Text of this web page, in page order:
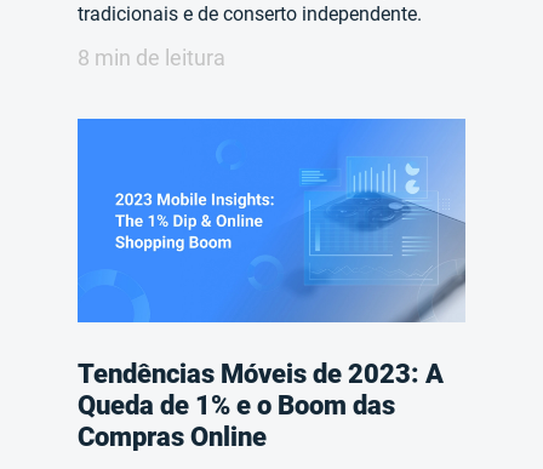
tradicionais e de conserto independente.
8 min de leitura
Tendências Móveis de 2023: A
Queda de 1% e o Boom das
Compras Online